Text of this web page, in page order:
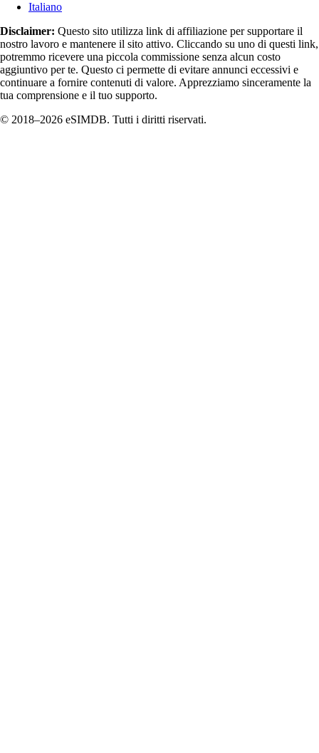
Italiano
Disclaimer: Questo sito utilizza link di affiliazione per supportare il
nostro lavoro e mantenere il sito attivo. Cliccando su uno di questi link,
potremmo ricevere una piccola commissione senza alcun costo
aggiuntivo per te. Questo ci permette di evitare annunci eccessivi e
continuare a fornire contenuti di valore. Apprezziamo sinceramente la
tua comprensione e il tuo supporto.
© 2018–2026 eSIMDB. Tutti i diritti riservati.